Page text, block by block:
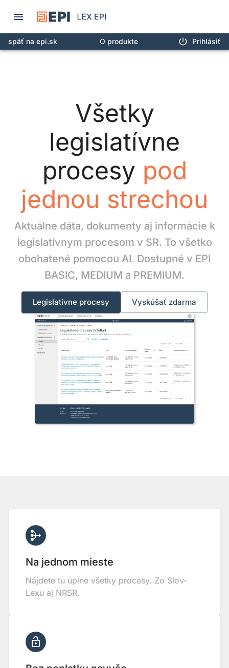
späť na epi.sk O produkte Prihlásiť
Všetky
legislatívne
procesy pod
jednou strechou
Aktuálne dáta, dokumenty aj informácie k
legislatívnym procesom v SR. To všetko
obohatené pomocou AI. Dostupné v EPI
BASIC, MEDIUM a PREMIUM.
Legislatívne procesy Vyskúšať zdarma
Na jednom mieste
Nájdete tu úplne všetky procesy. Zo Slov-
Lexu aj NRSR.